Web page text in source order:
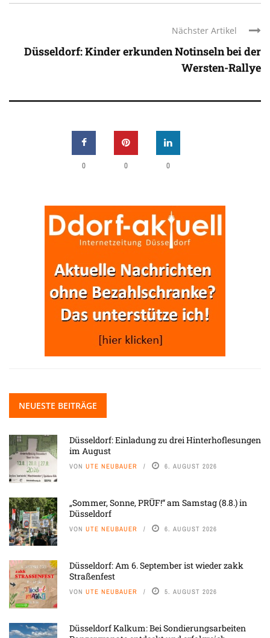
Nächster Artikel
Düsseldorf: Kinder erkunden Notinseln bei der
Wersten-Rallye
0 0 0
NEUESTE BEITRÄGE
Düsseldorf: Einladung zu drei Hinterhoflesungen
im August
VON UTE NEUBAUER 6. AUGUST 2026
„Sommer, Sonne, PRÜF!“ am Samstag (8.8.) in
Düsseldorf
VON UTE NEUBAUER 6. AUGUST 2026
Düsseldorf: Am 6. September ist wieder zakk
Straßenfest
VON UTE NEUBAUER 5. AUGUST 2026
Düsseldorf Kalkum: Bei Sondierungsarbeiten